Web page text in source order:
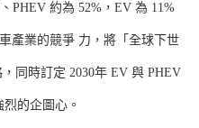
PHEV 約為 52%，EV 為 11%
產業的競爭 力，將「全球下世
同時訂定 2030年 EV 與 PHEV
的企圖心。